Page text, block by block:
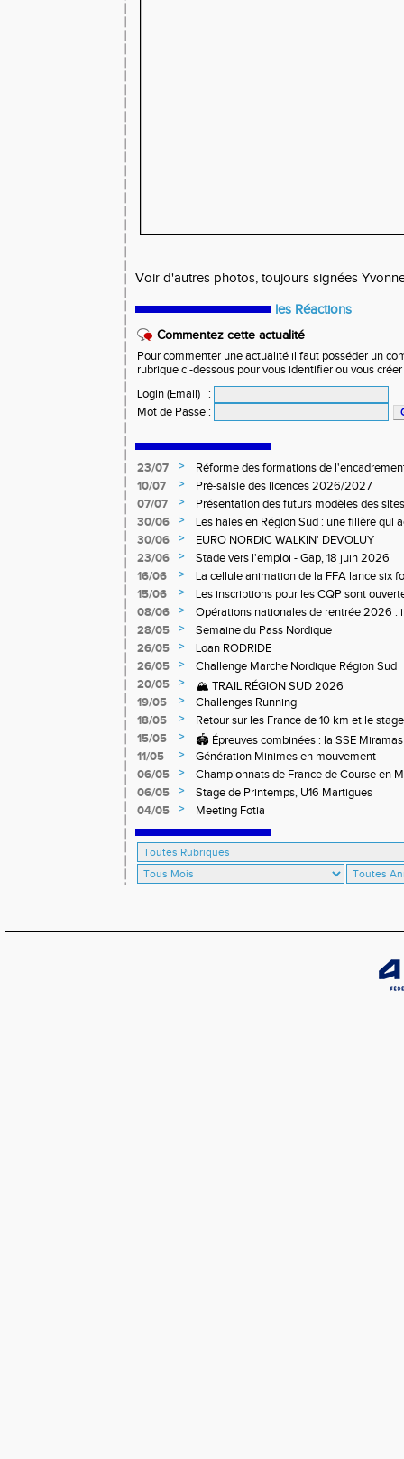
Voir d'autres photos, toujours signées
les Réactions
Commentez cette actualité
Pour commenter une actualité il faut posséder un
rubrique ci-dessous pour vous identifier ou vous
Login (Email)
:
Mot de Passe :
23/07 >
Réforme des formations de
10/07
>
Pré-saisie des licences 2026/2027
07/07
>
Présentation des futurs modèles des
30/06
>
Les haies en Région Sud : une filière qui
30/06
>
EURO NORDIC WALKIN' DEVOLUY
23/06
>
Stade vers l'emploi - Gap, 18 juin 2026
16/06
>
La cellule animation de la FFA lance six
Niveau 1 et 3 pour ACR Niveau 2)
15/06 >
Les inscriptions pour les CQP sont
Qualification Professionnelle)
08/06 >
Opérations nationales de rentrée 2026 :
28/05
>
Semaine du Pass Nordique
26/05
>
Loan RODRIDE
26/05
>
Challenge Marche Nordique Région Sud
20/05
>
🏔️ TRAIL RÉGION SUD 2026
19/05
>
Challenges Running
18/05
>
Retour sur les France de 10 km et le
off-road à Briançon
15/05 >
🏟️ Épreuves combinées : la SSE
11/05
>
Génération Minimes en mouvement
06/05
>
Championnats de France de Course en
06/05
>
Stage de Printemps, U16 Martigues
04/05
> Meeting Fotia